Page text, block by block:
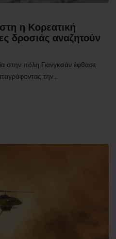
η Κορεατική
δροσιάς αναζητούν
στην πόλη Γιανγκσάν έφθασε
την...